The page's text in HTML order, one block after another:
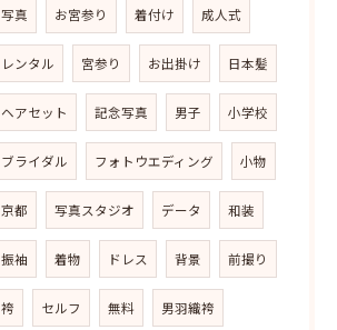
写真 お宮参り 着付け 成人式
レンタル 宮参り お出掛け 日本髪
ヘアセット 記念写真 男子 小学校
ブライダル フォトウエディング 小物
京都 写真スタジオ データ 和装
振袖 着物 ドレス 背景 前撮り
袴 セルフ 無料 男羽織袴